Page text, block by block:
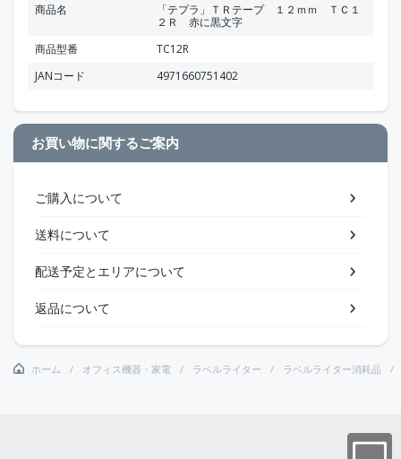
商品名
「テプラ」ＴＲテープ １２ｍｍ ＴＣ１
２Ｒ 赤に黒文字
商品型番
TC12R
JANコード
4971660751402
お買い物に関するご案内
ご購入について
送料について
配送予定とエリアについて
返品について
ホーム オフィス機器・家電 ラベルライター ラベルライター消耗品